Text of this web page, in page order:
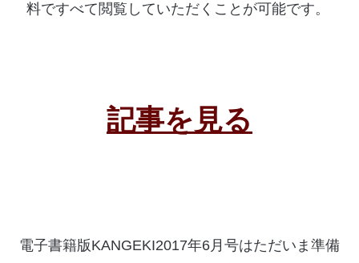
料ですべて閲覧していただくことが可能です。
記事を見る
電子書籍版KANGEKI2017年6月号はただいま準備